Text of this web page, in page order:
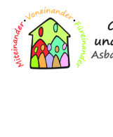
Zum Inhalt,